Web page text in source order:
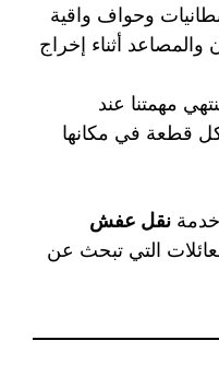
وحواف واقية
والمصاعد أثناء إخراج
مهمتنا عند
قطعة في مكانها
نقل عفش
التي تبحث عن